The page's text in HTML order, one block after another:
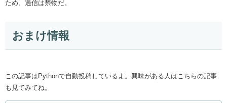
ため、過信は禁物だ。
おまけ情報
この記事はPythonで自動投稿しているよ。興味がある人はこちらの記事
も見てみてね。